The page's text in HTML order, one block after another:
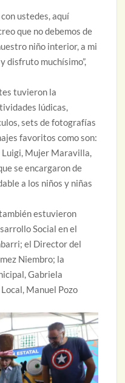
ustedes, aquí
que no debemos de
niño interior, a mi
disfruto muchísimo”,
tuvieron la
lúdicas,
sets de fotografías
favoritos como son:
Luigi, Mujer Maravilla,
se encargaron de
a los niños y niñas
estuvieron
Social en el
el Director del
Niembro; la
Gabriela
Manuel Pozo